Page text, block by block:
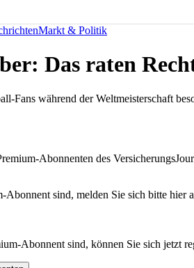
Markt & Politik
Das raten
Fans während der Weltmeisterschaft
Abonnenten des
Abonnent sind, melden Sie sich bitte hier
Abonnent sind, können Sie sich jetzt